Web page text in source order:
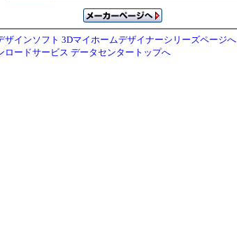
ザインソフト 3Dマイホームデザイナーシリーズページへ
ロードサービス データセンタートップへ